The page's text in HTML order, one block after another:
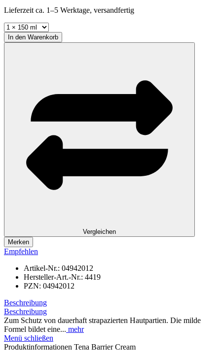
Lieferzeit ca. 1–5 Werktage, versandfertig
In den Warenkorb
Vergleichen
Merken
Empfehlen
Artikel-Nr.: 04942012
Hersteller-Art.-Nr.: 4419
PZN: 04942012
Beschreibung
Beschreibung
Zum Schutz von dauerhaft strapazierten Hautpartien. Die milde
Formel bildet eine... mehr
Menü schließen
Produktinformationen Tena Barrier Cream